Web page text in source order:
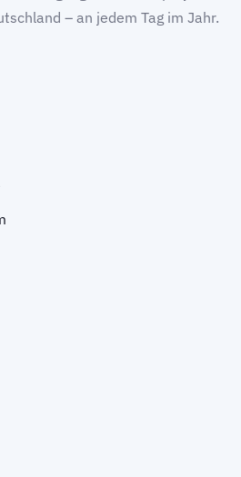
– an jedem Tag im Jahr.